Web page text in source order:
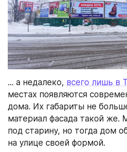
... а недалеко, всего лишь в
местах появляются
дома. Их габариты не
материал фасада такой же.
под старину, но тогда дом
на улице своей формой.